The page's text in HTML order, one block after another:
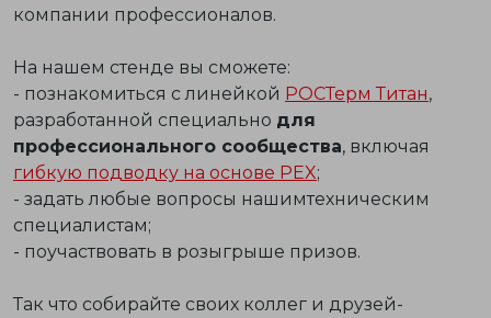
компании профессионалов.
На нашем стенде вы сможете:
- познакомиться с линейкой РОСТерм Титан,
разработанной специально для
профессионального сообщества, включая
гибкую подводку на основе PEX;
- задать любые вопросы нашимтехническим
специалистам;
- поучаствовать в розыгрыше призов.
Так что собирайте своих коллег и друзей-